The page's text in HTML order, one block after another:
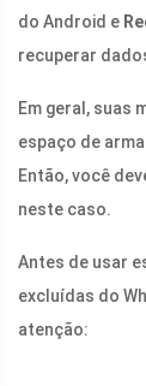
do Android e
recuperar
Em geral, suas
espaço de
Então, você
neste caso.
Antes de usar
excluídas do
atenção: